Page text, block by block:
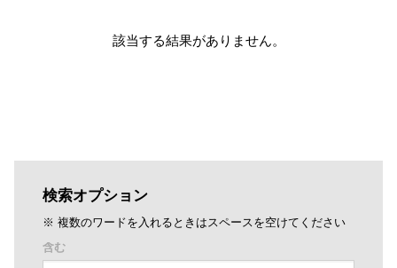
該当する結果がありません。
検索オプション
※ 複数のワードを入れるときはスペースを空けてください
含む